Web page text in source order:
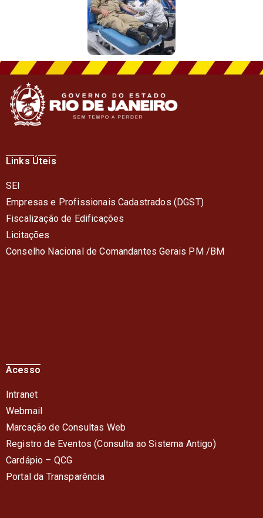
Links Úteis
SEI
Empresas e Profissionais Cadastrados (DGST)
Fiscalização de Edificações
Licitações
Conselho Nacional de Comandantes Gerais PM /BM
Acesso
Intranet
Webmail
Marcação de Consultas Web
Registro de Eventos (Consulta ao Sistema Antigo)
Cardápio – QCG
Portal da Transparência